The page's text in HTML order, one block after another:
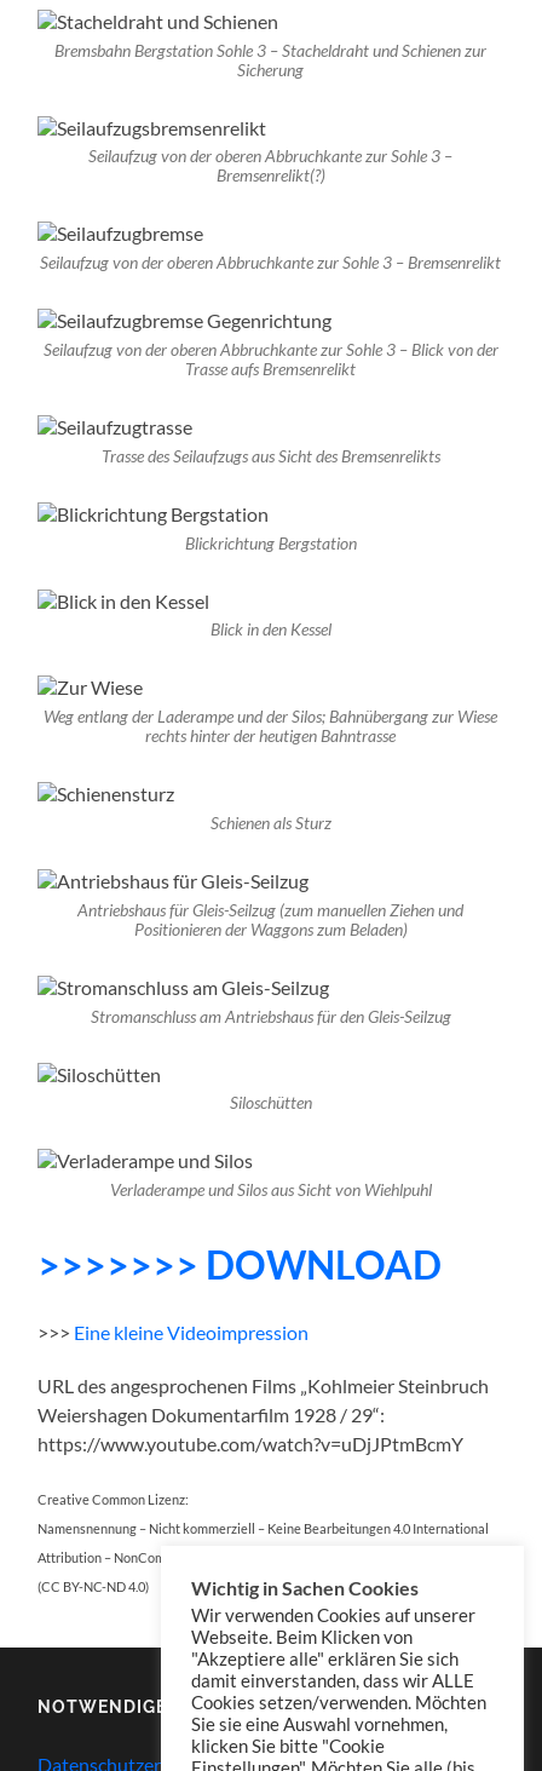
Bremsbahn Bergstation Sohle 3 – Stacheldraht und Schienen zur
Sicherung
Seilaufzug von der oberen Abbruchkante zur Sohle 3 –
Bremsenrelikt(?)
Seilaufzug von der oberen Abbruchkante zur Sohle 3 – Bremsenrelikt
Seilaufzug von der oberen Abbruchkante zur Sohle 3 – Blick von der
Trasse aufs Bremsenrelikt
Trasse des Seilaufzugs aus Sicht des Bremsenrelikts
Blickrichtung Bergstation
Blick in den Kessel
Weg entlang der Laderampe und der Silos; Bahnübergang zur Wiese
rechts hinter der heutigen Bahntrasse
Schienen als Sturz
Antriebshaus für Gleis-Seilzug (zum manuellen Ziehen und
Positionieren der Waggons zum Beladen)
Stromanschluss am Antriebshaus für den Gleis-Seilzug
Siloschütten
Verladerampe und Silos aus Sicht von Wiehlpuhl
>>>>>>> DOWNLOAD
>>> Eine kleineVideoimpression
URL des angesprochenen Films „Kohlmeier Steinbruch
Weiershagen Dokumentarfilm 1928 / 29“:
https://www.youtube.com/watch?v=uDjJPtmBcmY
Creative Common Lizenz:
Namensnennung – Nicht kommerziell – Keine Bearbeitungen 4.0 International
Attribution – NonCommercial – NoDerivatives 4.0 International
(CC BY-NC-ND 4.0)
NOTWENDIGES
Datenschutzerklärung
Wichtig in Sachen Cookies
Wir verwenden Cookies auf unserer
Webseite. Beim Klicken von
"Akzeptiere alle" erklären Sie sich
damit einverstanden, dass wir ALLE
Cookies setzen/verwenden. Möchten
Sie sie eine Auswahl vornehmen,
klicken Sie bitte "Cookie